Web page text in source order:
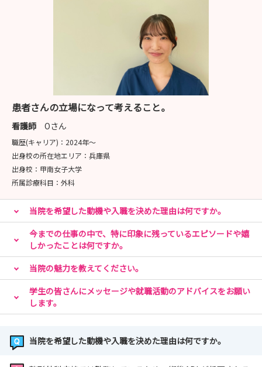
患者さんの立場になって考えること。
看護師 Oさん
職歴(キャリア)： 2024年〜
出身校の所在地エリア： 兵庫県
出身校： 甲南女子大学
所属診療科目： 外科
当院を希望した動機や入職を決めた理由は何ですか。
今までの仕事の中で、特に印象に残っているエピソードや嬉
しかったことは何ですか。
当院の魅力を教えてください。
学生の皆さんにメッセージや就職活動のアドバイスをお願い
します。
当院を希望した動機や入職を決めた理由は何ですか。